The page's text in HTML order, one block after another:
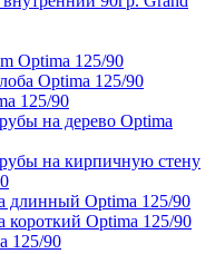
Optima 125/90
Optima 125/90
125/90
на дерево Optima
на кирпичную стену
длинный Optima 125/90
Optima 125/90
125/90